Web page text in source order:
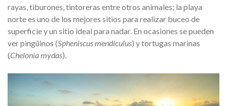
rayas, tiburones, tintoreras entre otros animales; la playa
norte es uno de los mejores sitios para realizar buceo de
superficie y un sitio ideal para nadar. En ocasiones se pueden
ver pingüinos (Spheniscus mendiculus) y tortugas marinas
(Chelonia mydas).